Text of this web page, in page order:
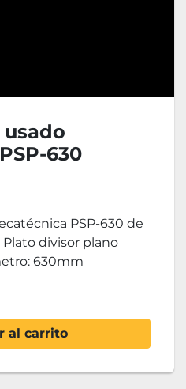
630
PSP-630 de
divisor plano
630mm
al carrito